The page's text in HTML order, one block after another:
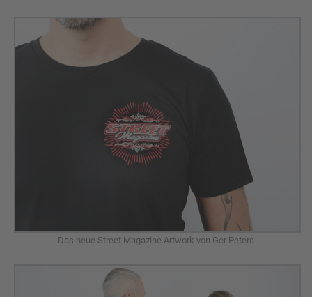
Das neue Street Magazine Artwork von Ger Peters